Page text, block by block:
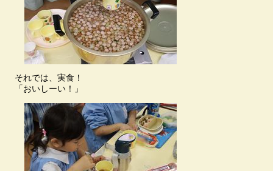
それでは、実食！
「おいしーい！」